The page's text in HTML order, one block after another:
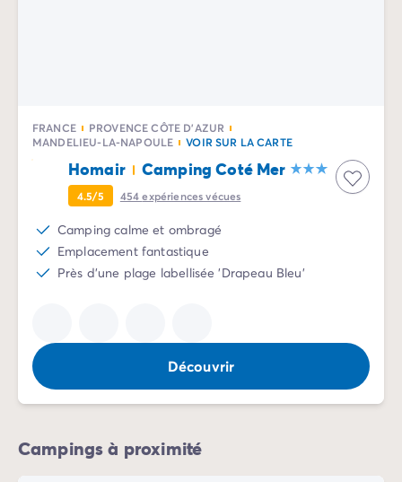
Camping Argelès-sur-Mer
Camping Canet-en-Roussillon
Camping Collioure
Camping Le Barcarès
Camping Limousin
Camping Corrèze
Camping Midi-Pyrénées
Camping Aveyron
Camping Lot
Camping Lot-et-Garonne
Camping Tarn
Camping Normandie
Camping Calvados
FRANCE
PROVENCE CÔTE D'AZUR
MANDELIEU-LA-NAPOULE
VOIR SUR LA CARTE
Homair Camping Coté Mer
4.5/5 454expériences vécues
Camping calme et ombragé
Emplacement fantastique
Près d'une plage labellisée 'Drapeau Bleu'
Découvrir
Campings à proximité